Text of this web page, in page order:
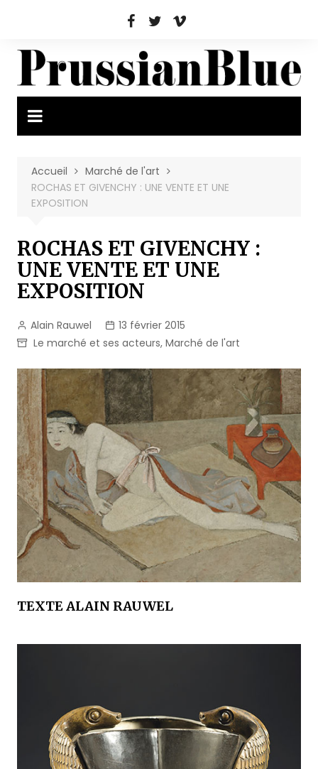
Accueil
Marché de l'art
ROCHAS ET GIVENCHY : UNE VENTE ET UNE
EXPOSITION
ROCHAS ET GIVENCHY :
UNE VENTE ET UNE
EXPOSITION
Alain Rauwel
13 février 2015
Le marché et ses acteurs, Marché de l'art
TEXTE ALAIN RAUWEL